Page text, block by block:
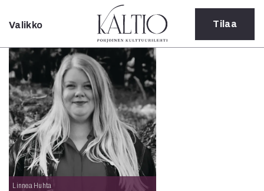
Sulje
Kategoriat
Verkkoartikkeli
Teatteri
Tanssi
Tanssi
Sarjakuva
Sámegillii
Pääkirjoitus
Paperilehdestä
Valikko Tilaa
Linnea Huhta